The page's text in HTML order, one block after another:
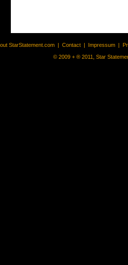
StarStatement.com | Contact | Impressum |
© 2009 + ® 2011, Star